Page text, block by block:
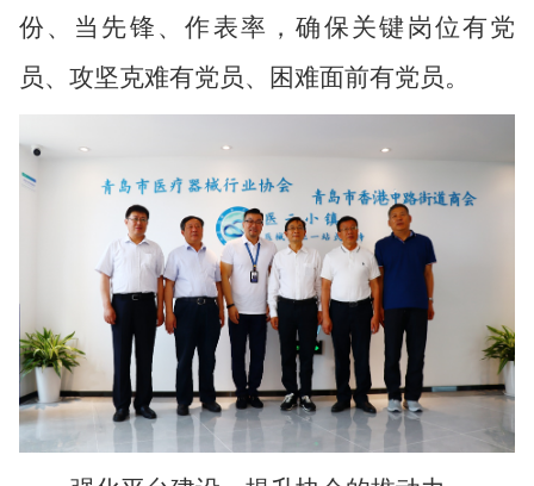
份、当先锋、作表率，确保关键岗位有党
员、攻坚克难有党员、困难面前有党员。